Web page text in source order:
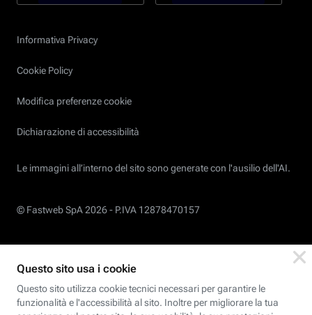
Informativa Privacy
Cookie Policy
Modifica preferenze cookie
Dichiarazione di accessibilità
Le immagini all’interno del sito sono generate con l'ausilio dell'AI.
© Fastweb SpA 2026 - P.IVA 12878470157